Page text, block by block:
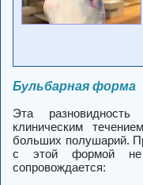
Бульбарная форма
Эта
клиническим
больших полушарий.
с этой формой
сопровождается: